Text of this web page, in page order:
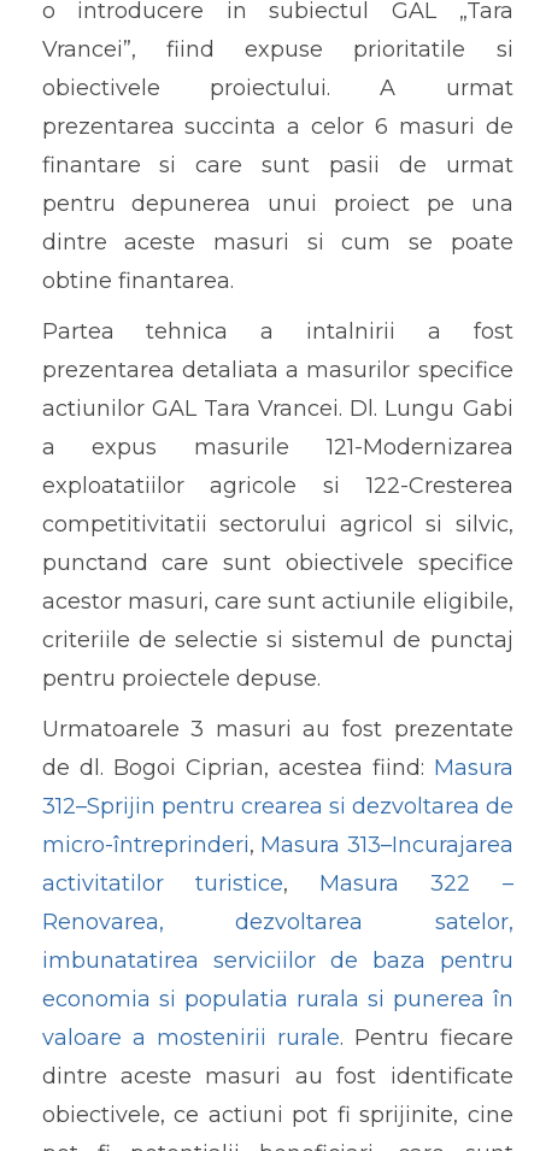
o introducere in subiectul GAL „Tara
Vrancei”, fiind expuse prioritatile si
obiectivele proiectului. A urmat
prezentarea succinta a celor 6 masuri de
finantare si care sunt pasii de urmat
pentru depunerea unui proiect pe una
dintre aceste masuri si cum se poate
obtine finantarea.
Partea tehnica a intalnirii a fost
prezentarea detaliata a masurilor specifice
actiunilor GAL Tara Vrancei. Dl. Lungu Gabi
a expus masurile 121-Modernizarea
exploatatiilor agricole si 122-Cresterea
competitivitatii sectorului agricol si silvic,
punctand care sunt obiectivele specifice
acestor masuri, care sunt actiunile eligibile,
criteriile de selectie si sistemul de punctaj
pentru proiectele depuse.
Urmatoarele 3 masuri au fost prezentate
de dl. Bogoi Ciprian, acestea fiind: Masura
312–Sprijin pentru crearea si dezvoltarea de
micro-întreprinderi, Masura 313–Incurajarea
activitatilor turistice, Masura 322 –
Renovarea, dezvoltarea satelor,
imbunatatirea serviciilor de baza pentru
economia si populatia rurala si punerea în
valoare a mostenirii rurale. Pentru fiecare
dintre aceste masuri au fost identificate
obiectivele, ce actiuni pot fi sprijinite, cine